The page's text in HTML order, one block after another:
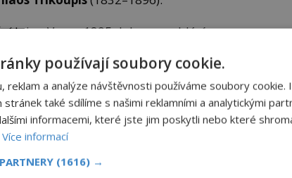
krize. V roce 1895 dokonce vyhlásí
nebýt pomoci zámožných
(1815–1899) nechá na své
další prostředky získává
princemKonstantinem(1868–
poštovních známek se
používají soubory cookie.
reklam a analýze návštěvnosti používáme soubory cookie.
stránek také sdílíme s našimi reklamními a analytickými
informacemi, které jste jim poskytli nebo které
Více informací
(1616) →